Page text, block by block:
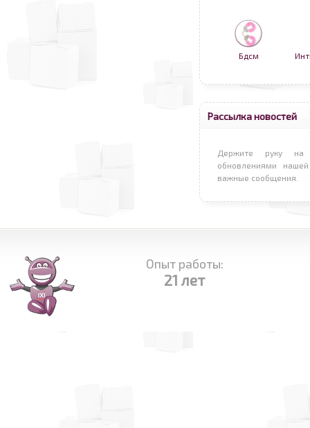
Бдсм
Рассылка новостей
Держите руку на
обновлениями
важные сообщения.
Опыт работы:
21 лет